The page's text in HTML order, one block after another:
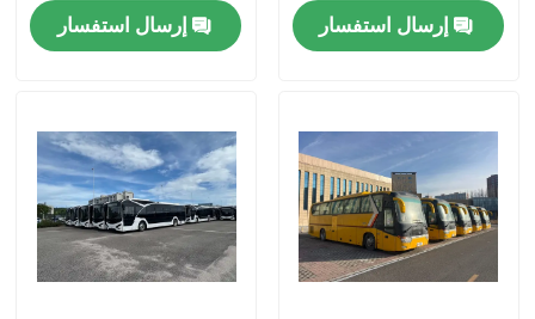
المنزل
فيديوهات
عرض الواقع الافتراضي
إرسال استفسار
إرسال استفسار